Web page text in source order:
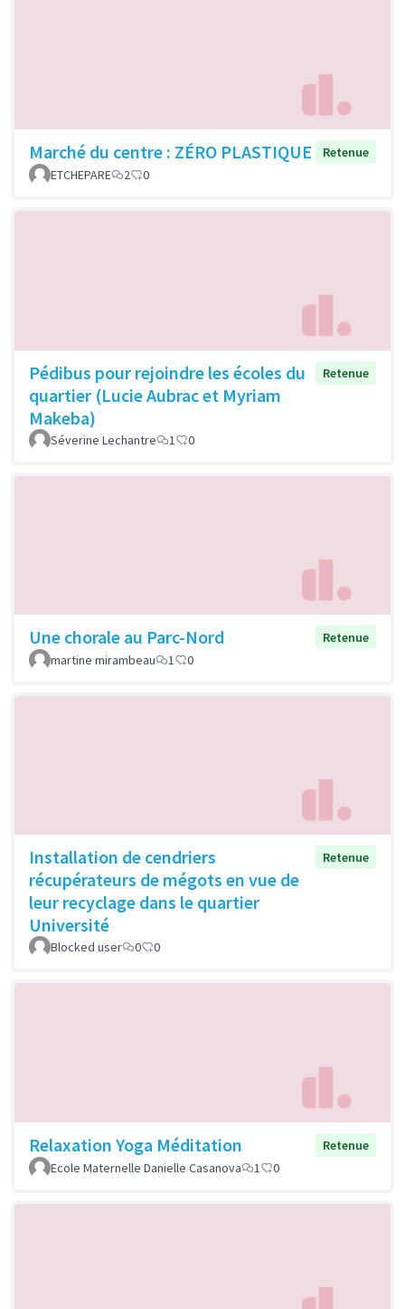
Marché du centre : ZÉRO PLASTIQUE
Retenue
ETCHEPARE
2 0
Pédibus pour rejoindre les écoles du
quartier (Lucie Aubrac et Myriam
Makeba)
Retenue
Séverine Lechantre 1 0
Une chorale au Parc-Nord
Retenue
martine mirambeau
1 0
Installation de cendriers
récupérateurs de mégots en vue de
leur recyclage dans le quartier
Université
Retenue
Blocked user 0 0
Relaxation Yoga Méditation
Retenue
Ecole Maternelle Danielle Casanova
1 0